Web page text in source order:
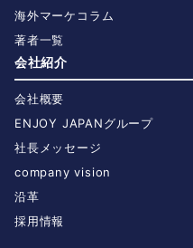
海外マーケコラム
著者一覧
会社紹介
会社概要
ENJOY JAPANグループ
社長メッセージ
company vision
沿革
採用情報